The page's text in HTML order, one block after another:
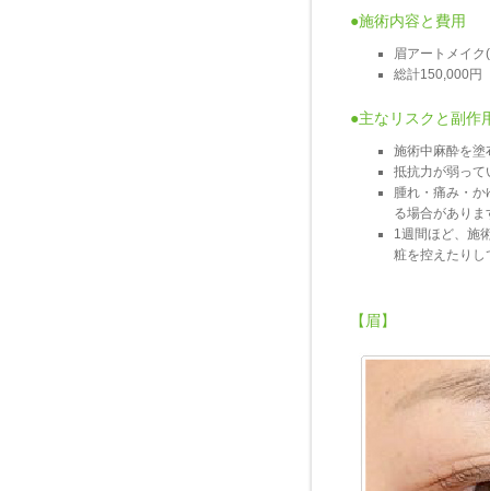
●施術内容と費用
眉アートメイ
総計150,000円
●主なリスクと副作
施術中麻酔を塗
抵抗力が弱って
腫れ・痛み・
る場合がありま
1週間ほど、施
粧を控えたりし
【眉】